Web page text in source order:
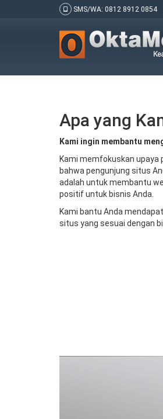
SMS/WA: 0812 8912 0854
Apa yang
Kami ingin membantu
Kami memfokuskan upaya
bahwa pengunjung situs
adalah untuk membantu
positif untuk bisnis Anda.
Kami bantu Anda
situs yang sesuai dengan